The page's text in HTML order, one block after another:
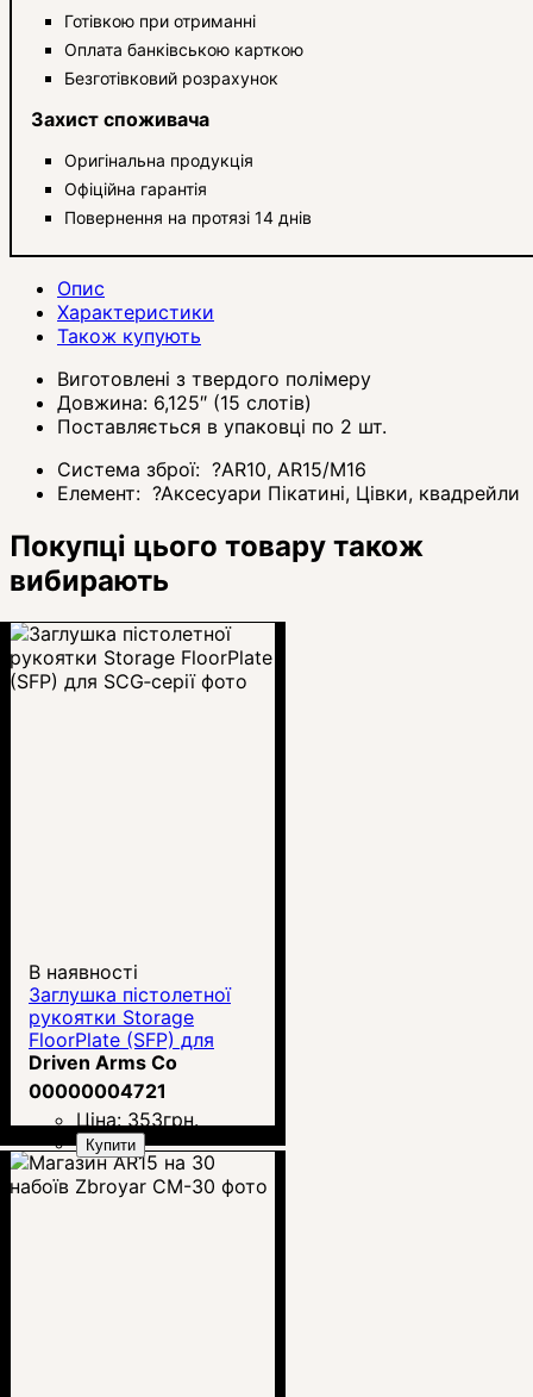
Готівкою при отриманні
Оплата банківською карткою
Безготівковий розрахунок
Захист споживача
Оригінальна продукція
Офіційна гарантія
Повернення на протязі 14 днів
Опис
Характеристики
Також купують
Виготовлені з твердого полімеру
Довжина: 6,125″ (15 слотів)
Поставляється в упаковці по 2 шт.
Система зброї: ?AR10, AR15/M16
Елемент: ?Аксесуари Пікатині, Цівки, квадрейли
Покупці цього товару також
вибирають
В наявності
Заглушка пістолетної
рукоятки Storage
FloorPlate (SFP) для
SCG‑серії
Driven Arms Co
00000004721
Ціна: 353грн.
Купити